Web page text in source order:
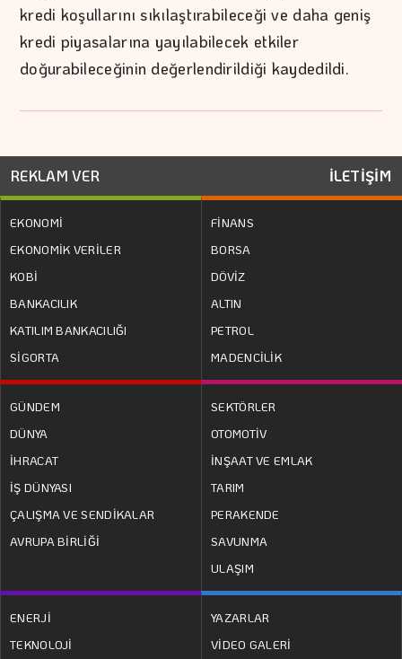
kredi koşullarını sıkılaştırabileceği ve daha geniş
kredi piyasalarına yayılabilecek etkiler
doğurabileceğinin değerlendirildiği kaydedildi.
REKLAM VER İLETİŞİM
EKONOMİ
EKONOMİK VERİLER
KOBİ
BANKACILIK
KATILIM BANKACILIĞI
SİGORTA
FİNANS
BORSA
DÖVİZ
ALTIN
PETROL
MADENCİLİK
GÜNDEM
DÜNYA
İHRACAT
İŞ DÜNYASI
ÇALIŞMA VE SENDİKALAR
AVRUPA BİRLİĞİ
SEKTÖRLER
OTOMOTİV
İNŞAAT VE EMLAK
TARIM
PERAKENDE
SAVUNMA
ULAŞIM
ENERJİ
TEKNOLOJİ
YAZARLAR
VİDEO GALERİ